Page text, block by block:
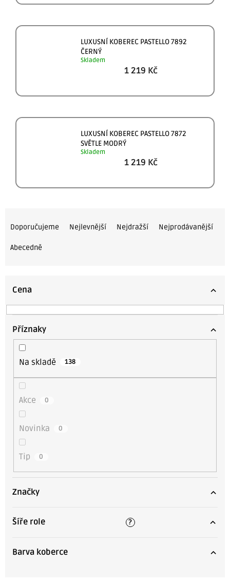
LUXUSNÍ KOBEREC PASTELLO 7892
ČERNÝ
Skladem
1 219 Kč
LUXUSNÍ KOBEREC PASTELLO 7872
SVĚTLE MODRÝ
Skladem
1 219 Kč
a
r
Doporučujeme Nejlevnější Nejdražší Nejprodávanější
Abecedně
Cena
Příznaky
Na skladě 138
Akce 0
Novinka 0
Tip 0
Značky
Šíře role ?
Barva koberce